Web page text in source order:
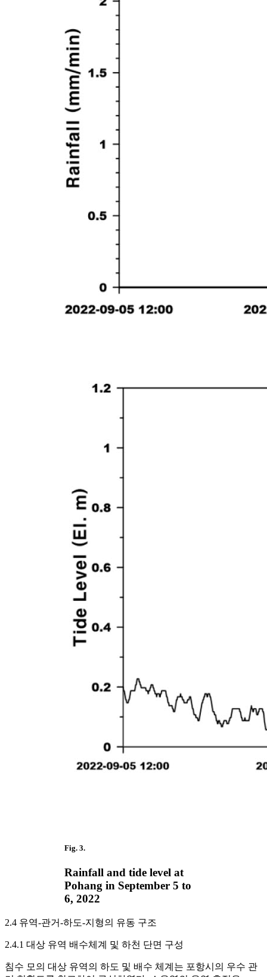
Fig. 3.
Rainfall and tide level at
Pohang in September 5 to
6, 2022
2.4 유역-관거-하도-지형의 유동 구조
2.4.1 대상 유역 배수체계 및 하천 단면 구성
침수 모의 대상 유역의 하도 및 배수 체계는 포항시의 우수 관